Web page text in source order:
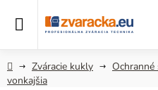
DomovZváracie kukly
vonkajšia